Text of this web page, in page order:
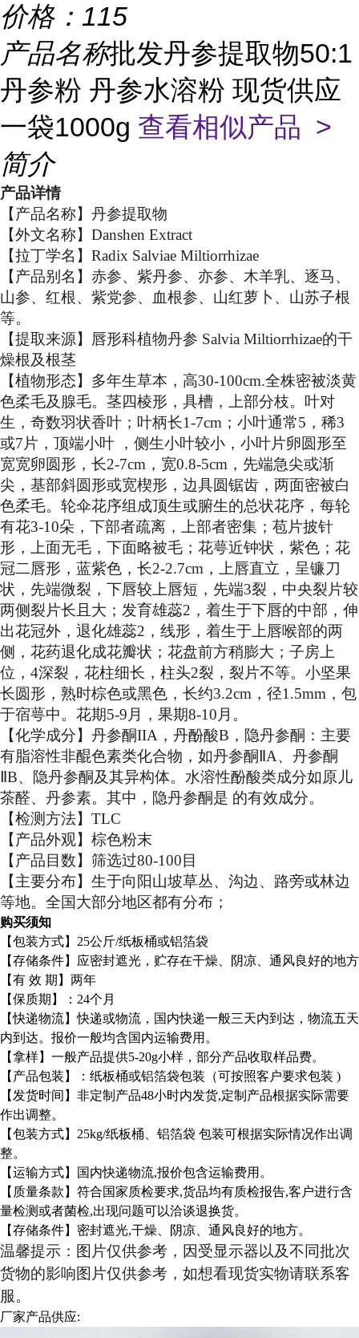
价格： 115
产品名称批发丹参提取物50:1
丹参粉 丹参水溶粉 现货供应
一袋1000g 查看相似产品 >
简介
产品详情
【产品名称】丹参提取物
【外文名称】Danshen Extract
【拉丁学名】Radix Salviae Miltiorrhizae
【产品别名】赤参、紫丹参、亦参、木羊乳、逐马、
山参、红根、紫党参、血根参、山红萝卜、山苏子根
等。
【提取来源】唇形科植物丹参 Salvia Miltiorrhizae的干
燥根及根茎
【植物形态】多年生草本，高30-100cm.全株密被淡黄
色柔毛及腺毛。茎四棱形，具槽，上部分枝。叶对
生，奇数羽状香叶；叶柄长1-7cm；小叶通常5，稀3
或7片，顶端小叶 ，侧生小叶较小，小叶片卵圆形至
宽宽卵圆形，长2-7cm，宽0.8-5cm，先端急尖或渐
尖，基部斜圆形或宽楔形，边具圆锯齿，两面密被白
色柔毛。轮伞花序组成顶生或腑生的总状花序，每轮
有花3-10朵，下部者疏离，上部者密集；苞片披针
形，上面无毛，下面略被毛；花萼近钟状，紫色；花
冠二唇形，蓝紫色，长2-2.7cm，上唇直立，呈镰刀
状，先端微裂，下唇较上唇短，先端3裂，中央裂片较
两侧裂片长且大；发育雄蕊2，着生于下唇的中部，伸
出花冠外，退化雄蕊2，线形，着生于上唇喉部的两
侧，花药退化成花瓣状；花盘前方稍膨大；子房上
位，4深裂，花柱细长，柱头2裂，裂片不等。小坚果
长圆形，熟时棕色或黑色，长约3.2cm，径1.5mm，包
于宿萼中。花期5-9月，果期8-10月。
【化学成分】丹参酮IIA，丹酚酸B，隐丹参酮：主要
有脂溶性非醌色素类化合物，如丹参酮ⅡA、丹参酮
ⅡB、隐丹参酮及其异构体。水溶性酚酸类成分如原儿
茶醛、丹参素。其中，隐丹参酮是 的有效成分。
【检测方法】TLC
【产品外观】棕色粉末
【产品目数】筛选过80-100目
【主要分布】生于向阳山坡草丛、沟边、路旁或林边
等地。全国大部分地区都有分布；
购买须知
【包装方式】25公斤/纸板桶或铝箔袋
【存储条件】应密封遮光，贮存在干燥、阴凉、通风良好的地方
【有 效 期】两年
【保质期】：24个月
【快递物流】快递或物流，国内快递一般三天内到达，物流五天
内到达。报价一般均含国内运输费用。
【拿样】一般产品提供5-20g小样，部分产品收取样品费。
【产品包装】：纸板桶或铝箔袋包装（可按照客户要求包装 )
【发货时间】非定制产品48小时内发货,定制产品根据实际需要
作出调整。
【包装方式】25kg/纸板桶、铝箔袋 包装可根据实际情况作出调
整。
【运输方式】国内快递物流,报价包含运输费用。
【质量条款】符合国家质检要求,货品均有质检报告,客户进行含
量检测或者菌检,出现问题可以洽谈退换货。
【存储条件】密封遮光,干燥、阴凉、通风良好的地方。
温馨提示：图片仅供参考，因受显示器以及不同批次
货物的影响图片仅供参考，如想看现货实物请联系客
服。
厂家产品供应: